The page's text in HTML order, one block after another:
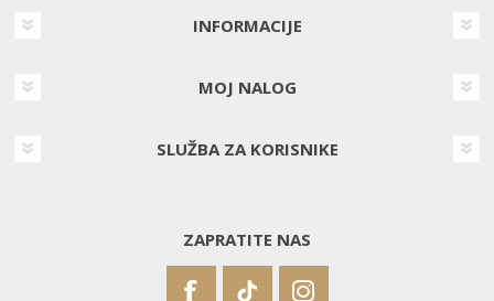
INFORMACIJE
MOJ NALOG
SLUŽBA ZA KORISNIKE
ZAPRATITE NAS